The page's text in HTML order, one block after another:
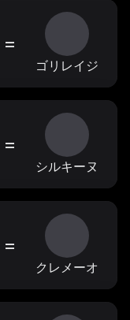
=
ゴリレイジ
=
シルキーヌ
=
クレメーオ